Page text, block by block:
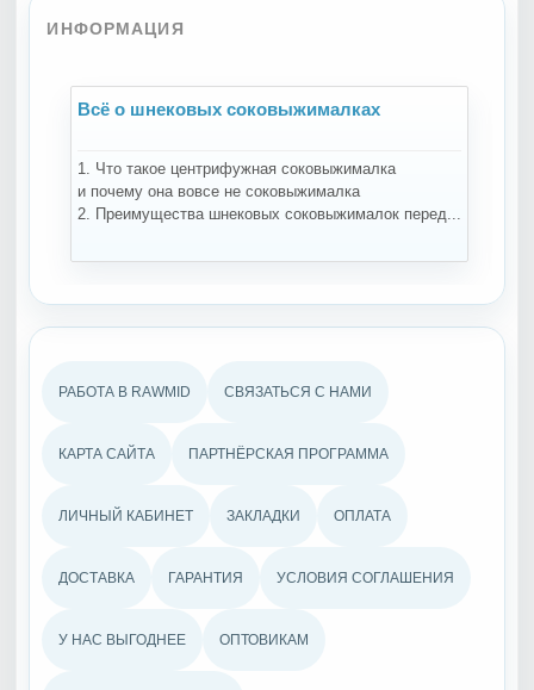
ИНФОРМАЦИЯ
Всё о шнековых соковыжималках
1. Что такое центрифужная соковыжималка
и почему она вовсе не соковыжималка
2. Преимущества шнековых соковыжималок перед...
РАБОТА В RAWMID СВЯЗАТЬСЯ С НАМИ
КАРТА САЙТА ПАРТНЁРСКАЯ ПРОГРАММА
ЛИЧНЫЙ КАБИНЕТ ЗАКЛАДКИ ОПЛАТА
ДОСТАВКА ГАРАНТИЯ УСЛОВИЯ СОГЛАШЕНИЯ
У НАС ВЫГОДНЕЕ ОПТОВИКАМ